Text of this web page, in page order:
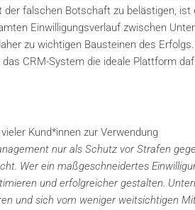
falschen Botschaft zu belästigen, ist
Einwilligungsverlauf zwischen
zu wichtigen Bausteinen des
CRM-System die ideale Plattform
Kund*innen zur Verwendung
nur als Schutz vor Strafen
Wer ein maßgeschneidertes
und erfolgreicher gestalten.
und sich vom weniger weitsichtigen